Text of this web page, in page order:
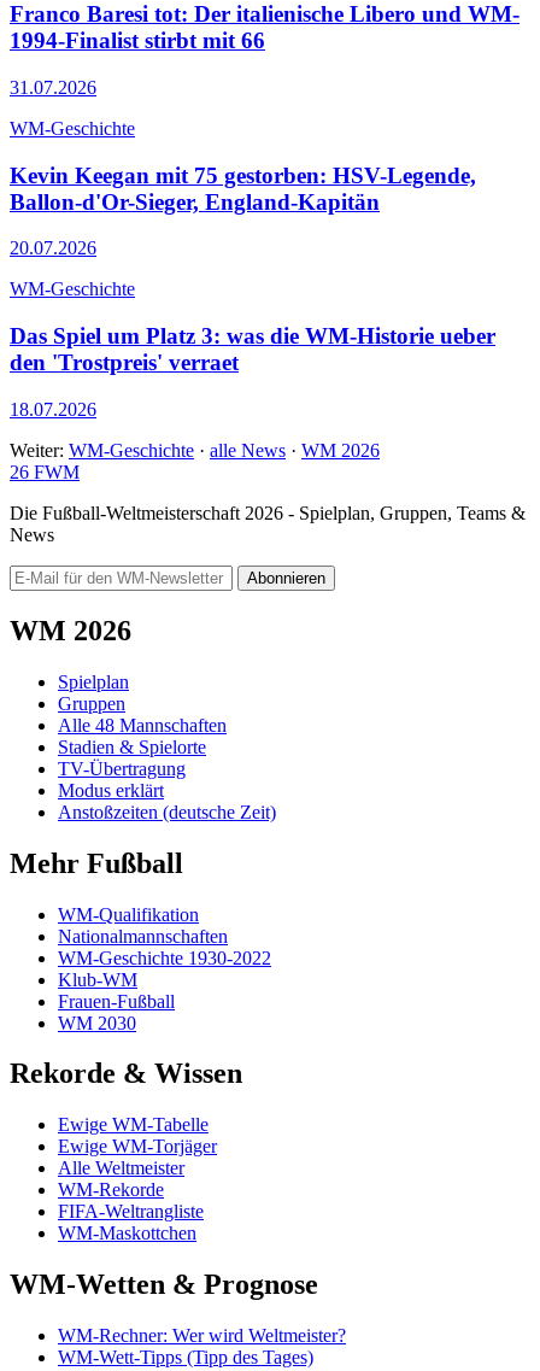
Franco Baresi tot: Der italienische Libero und WM-
1994-Finalist stirbt mit 66
31.07.2026
WM-Geschichte
Kevin Keegan mit 75 gestorben: HSV-Legende,
Ballon-d'Or-Sieger, England-Kapitän
20.07.2026
WM-Geschichte
Das Spiel um Platz 3: was die WM-Historie ueber
den 'Trostpreis' verraet
18.07.2026
Weiter: WM-Geschichte · alle News · WM 2026
26 FWM
Die Fußball-Weltmeisterschaft 2026 - Spielplan, Gruppen, Teams &
News
Abonnieren
WM 2026
Spielplan
Gruppen
Alle 48 Mannschaften
Stadien & Spielorte
TV-Übertragung
Modus erklärt
Anstoßzeiten (deutsche Zeit)
Mehr Fußball
WM-Qualifikation
Nationalmannschaften
WM-Geschichte 1930-2022
Klub-WM
Frauen-Fußball
WM 2030
Rekorde & Wissen
Ewige WM-Tabelle
Ewige WM-Torjäger
Alle Weltmeister
WM-Rekorde
FIFA-Weltrangliste
WM-Maskottchen
WM-Wetten & Prognose
WM-Rechner: Wer wird Weltmeister?
WM-Wett-Tipps (Tipp des Tages)